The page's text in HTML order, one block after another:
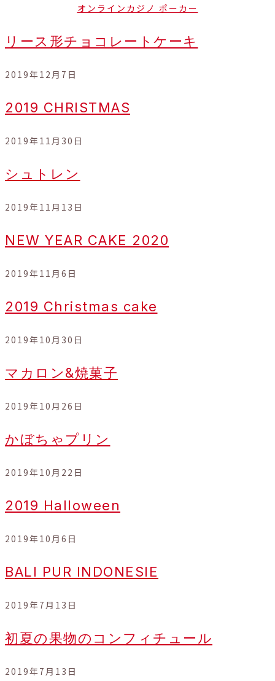
オンラインカジノ ポーカー
リース形チョコレートケーキ
2019年12月7日
2019 CHRISTMAS
2019年11月30日
シュトレン
2019年11月13日
NEW YEAR CAKE 2020
2019年11月6日
2019 Christmas cake
2019年10月30日
マカロン&焼菓子
2019年10月26日
かぼちゃプリン
2019年10月22日
2019 Halloween
2019年10月6日
BALI PUR INDONESIE
2019年7月13日
初夏の果物のコンフィチュール
2019年7月13日